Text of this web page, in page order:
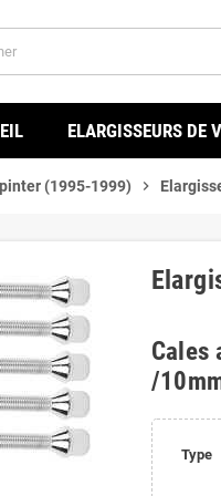
ELARGISSEURS DE
(1995-1999) chevron_right
Cales
/
Type